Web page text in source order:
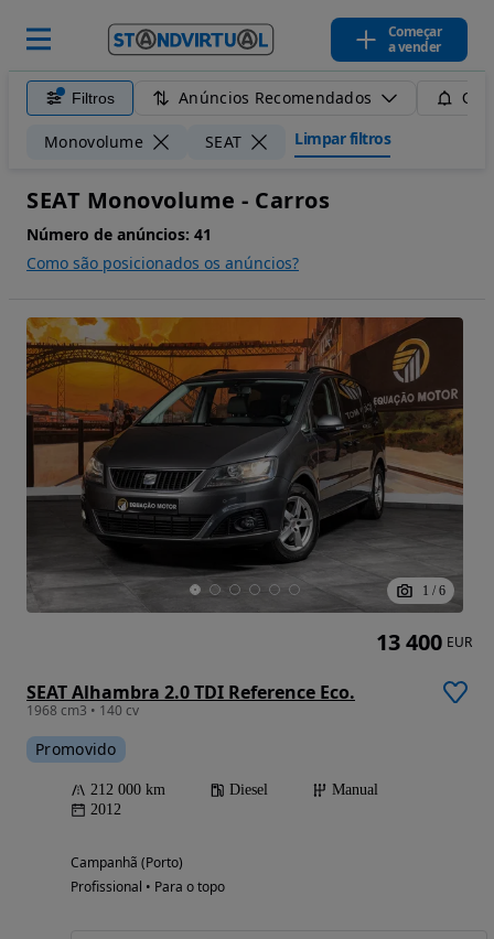
Começar
a vender
Filtros Anúncios Recomendados
Monovolume SEAT Limpar filtros
SEAT Monovolume - Carros
Número de anúncios: 41
Como são posicionados os anúncios?
1 / 6
SEAT Alhambra 2.0 TDI Reference Eco.
1968 cm3 • 140 cv
Promovido
212 000 km Diesel
Manual
2012
Campanhã (Porto)
Profissional • Para o topo
13 400 EUR